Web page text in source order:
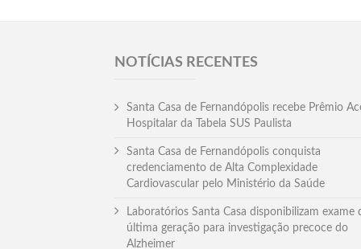
NOTÍCIAS RECENTES
Santa Casa de Fernandópolis recebe Prêmio
Hospitalar da Tabela SUS Paulista
Santa Casa de Fernandópolis conquista
credenciamento de Alta Complexidade
Cardiovascular pelo Ministério da Saúde
Laboratórios Santa Casa disponibilizam exame
última geração para investigação precoce do
Alzheimer